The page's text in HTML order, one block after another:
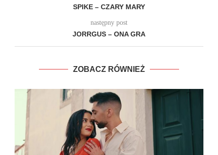
SPIKE – CZARY MARY
następny post
JORRGUS – ONA GRA
ZOBACZ RÓWNIEŻ